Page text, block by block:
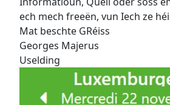
ech mech freeën, vun Iech ze
Mat beschte GRéiss
Georges Majerus
Uselding